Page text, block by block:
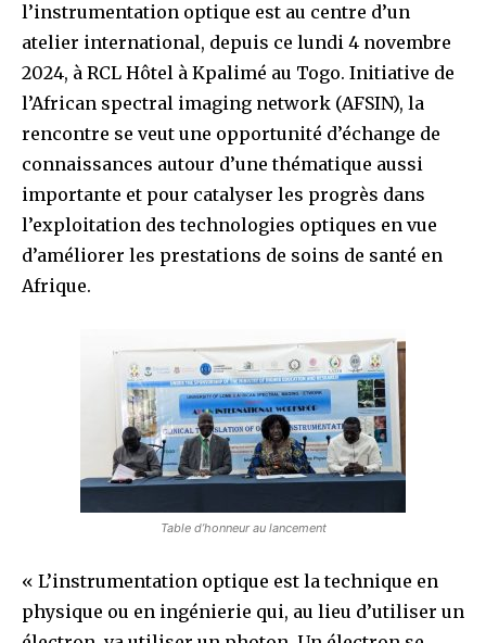
l’instrumentation optique est au centre d’un
atelier international, depuis ce lundi 4 novembre
2024, à RCL Hôtel à Kpalimé au Togo. Initiative de
l’African spectral imaging network (AFSIN), la
rencontre se veut une opportunité d’échange de
connaissances autour d’une thématique aussi
importante et pour catalyser les progrès dans
l’exploitation des technologies optiques en vue
d’améliorer les prestations de soins de santé en
Afrique.
Table d’honneur au lancement
« L’instrumentation optique est la technique en
physique ou en ingénierie qui, au lieu d’utiliser un